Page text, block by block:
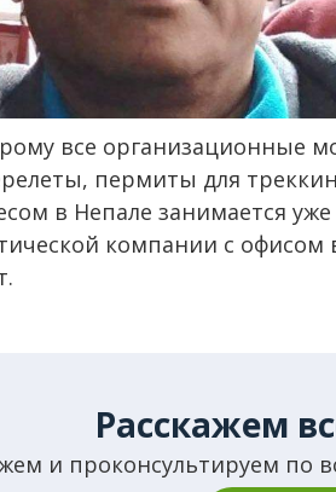
все
пермиты для
в Непале занимается
компании с
Расскажем
и проконсультируем по